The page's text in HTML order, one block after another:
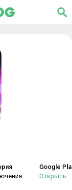
Google
Открыть